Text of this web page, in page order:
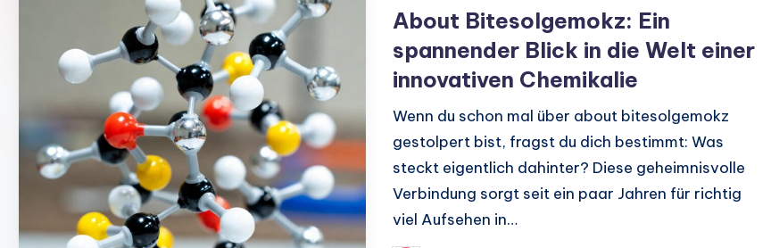
About Bitesolgemokz: Ein
spannender Blick in die Welt einer
innovativen Chemikalie
Wenn du schon mal über about bitesolgemokz
gestolpert bist, fragst du dich bestimmt: Was
steckt eigentlich dahinter? Diese geheimnisvolle
Verbindung sorgt seit ein paar Jahren für richtig
viel Aufsehen in…